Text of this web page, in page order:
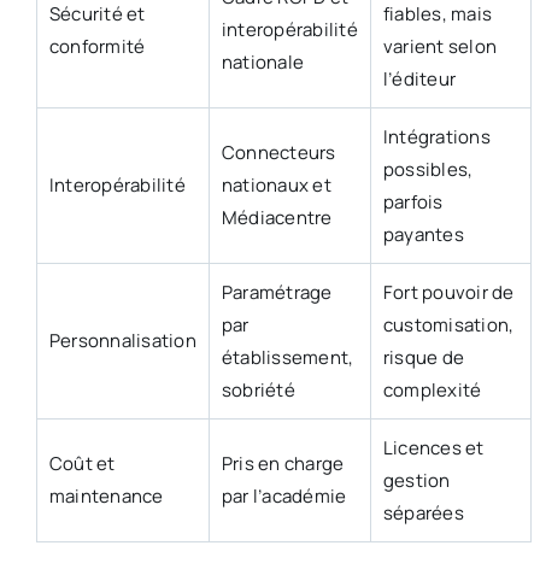
Sécurité et
conformité
interopérabilité
nationale
fiables, mais
varient selon
l’éditeur
Interopérabilité
Connecteurs
nationaux et
Médiacentre
Intégrations
possibles,
parfois
payantes
Personnalisation
Paramétrage
par
établissement,
sobriété
Fort pouvoir de
customisation,
risque de
complexité
Coût et
maintenance
Pris en charge
par l’académie
Licences et
gestion
séparées